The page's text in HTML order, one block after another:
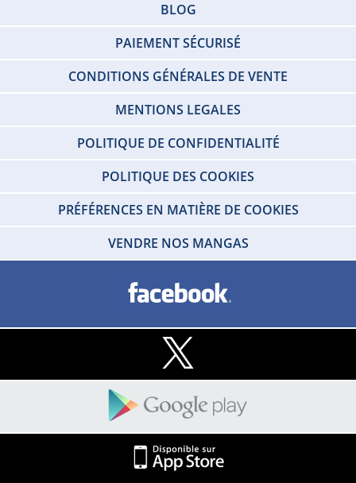
BLOG
PAIEMENT SÉCURISÉ
CONDITIONS GÉNÉRALES DE VENTE
MENTIONS LEGALES
POLITIQUE DE CONFIDENTIALITÉ
POLITIQUE DES COOKIES
PRÉFÉRENCES EN MATIÈRE DE COOKIES
VENDRE NOS MANGAS